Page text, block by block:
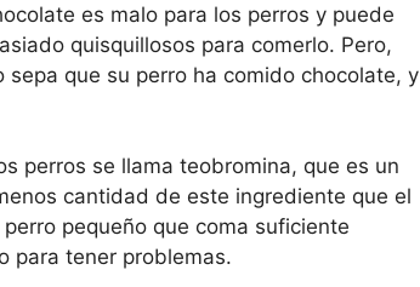
es malo para los perros y puede
quisquillosos para comerlo. Pero,
que su perro ha comido chocolate, y
perros se llama teobromina, que es un
cantidad de este ingrediente que el
pequeño que coma suficiente
para tener problemas.